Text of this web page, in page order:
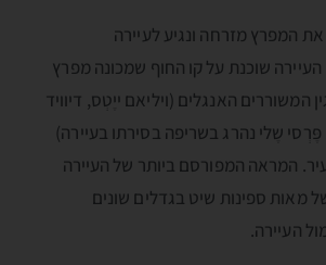
המפרץ מזרחה ונגיע לעיירה
שוכנת על קו החוף שמכונה מפרץ
המשוררים האנגלים (ויליאם ייֶטְס, דיוויד
פֶּרְסי שֶלי נהרג בשריפה בסירתו בעיירה)
המראה המפורסם ביותר של העיירה
מאות ספינות שיט בגדלים שונים
העיירה.